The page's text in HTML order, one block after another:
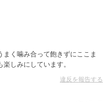
く噛み合って飽きずにここま
しみにしています。
違反を報告する